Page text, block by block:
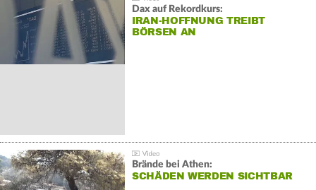
Dax auf Rekordkurs:
IRAN-HOFFNUNG TREIBT
BÖRSEN AN
Brände bei Athen:
SCHÄDEN WERDEN SICHTBAR